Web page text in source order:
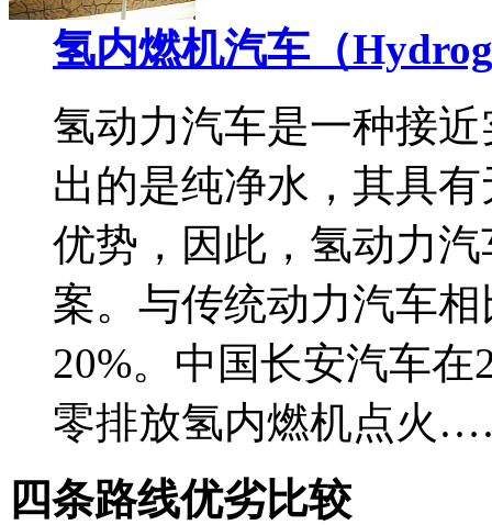
氢内燃机汽车（
氢动力汽车是一种接
出的是纯净水，其具
优势，因此，氢动力
案。与传统动力汽车
20%。中国长安汽车
零排放氢内燃机点火
四条路线优劣比较